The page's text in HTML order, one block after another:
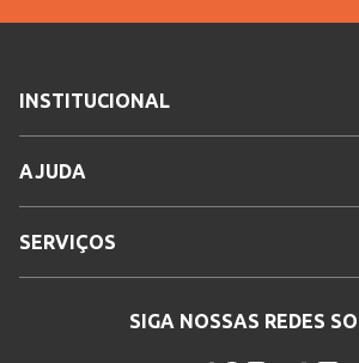
Manga
INSTITUCIONAL
AJUDA
SERVIÇOS
SIGA NOSSAS REDES